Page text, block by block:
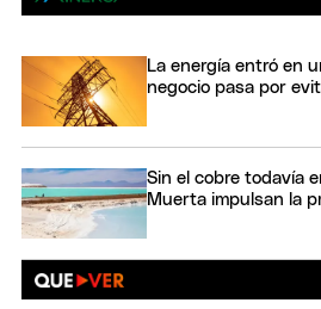
La energía entró en
negocio pasa por
Sin el cobre todavía
Muerta impulsan la